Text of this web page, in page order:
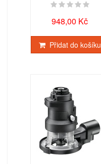
948,00 Kč
Přidat do košíku